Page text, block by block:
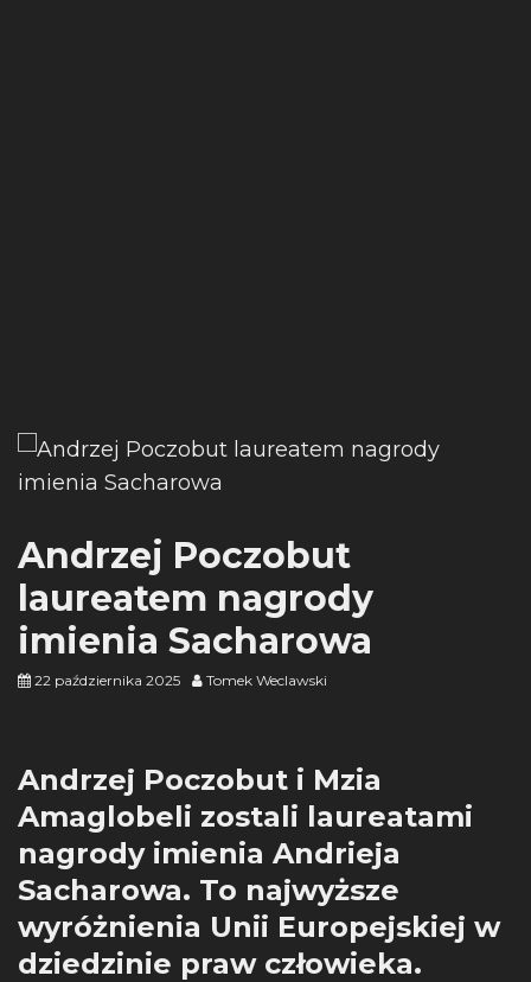
Andrzej Poczobut
laureatem nagrody
imienia Sacharowa
22 października 2025 Tomek Weclawski
Andrzej Poczobut i Mzia
Amaglobeli zostali laureatami
nagrody imienia Andrieja
Sacharowa. To najwyższe
wyróżnienia Unii Europejskiej w
dziedzinie praw człowieka.